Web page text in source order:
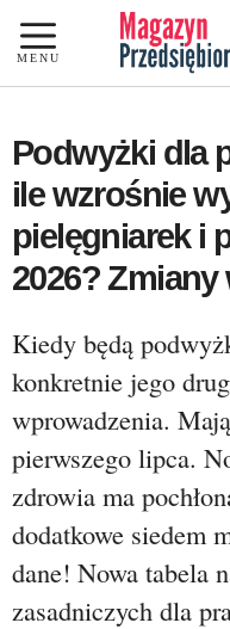
Przejdź
do
treści
MENU
Podwyżki dla
ile wzrośnie
pielęgniarek i
2026?
Kiedy będą
konkretnie jego
wprowadzenia.
pierwszego lipca.
zdrowia ma
dodatkowe siedem
dane! Nowa tabela
zasadniczych dla